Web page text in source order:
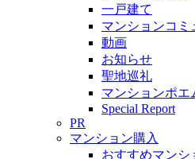
一戸建て
マンションコミ
動画
お知らせ
聖地巡礼
マンションポエ
Special Report
PR
マンション購入
おすすめマンシ